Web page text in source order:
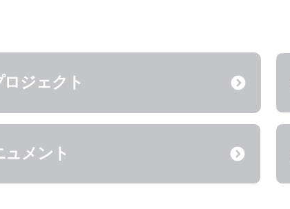
ロジェクト
ュメント